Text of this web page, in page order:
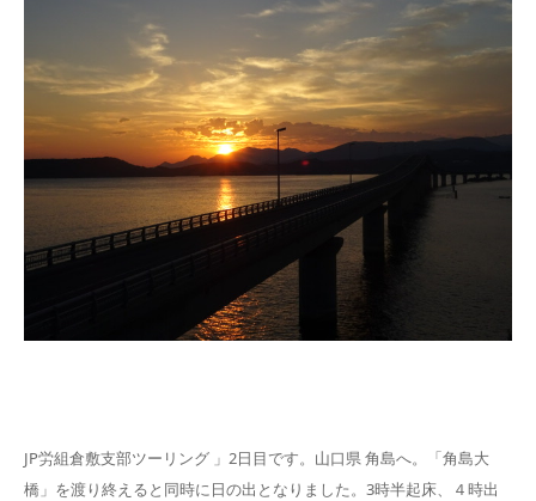
JP労組倉敷支部ツーリング 」2日目です。山口県 角島へ。「角島大
橋」を渡り終えると同時に日の出となりました。3時半起床、４時出
活動報告